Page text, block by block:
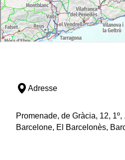
Adresse
Promenade, de Gràcia, 12,
Barcelone, El Barcelonès,